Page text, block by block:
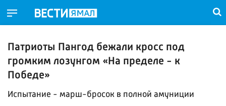
Патриоты Пангод бежали кросс под
громким лозунгом «На пределе - к
Победе»
Испытание - марш-бросок в полной амуниции